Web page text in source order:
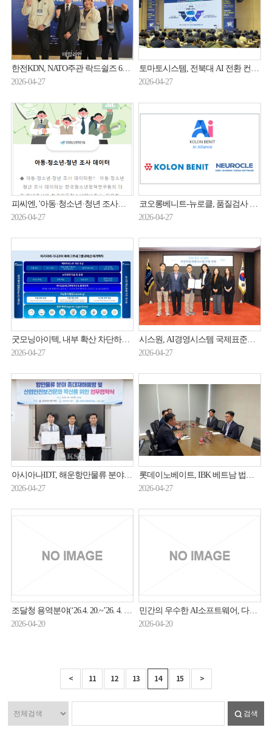
한전KDN, NATO주관 락드쉴즈 6년 연속 참가…에너지ICT 보안 '철벽 방어' 입증
2026-04-27
토마토시스템, 전북대 AI 전환 컨퍼런스서 'JUMP' 시연…대학 행정 DX 혁신 사례 공개
2026-04-27
피씨엔, '아동·청소년·청년 조사데이터 개방체계' 구축…데이터 개방사업 일환
2026-04-27
코오롱베니트-뉴로클, 품질검사 AI 솔루션 출시
2026-04-27
굿모닝아이텍, 내부 확산 차단하는 제로트러스트 보안 전략 제시
2026-04-27
시스원, AI경영시스템 국제표준인증 획득
2026-04-27
아시아나IDT, 해운항만물류 분야 중대재해 예방 도우미 박차
2026-04-27
롯데이노베이트, IBK 베트남 법인 IT 프로젝트 수주
2026-04-27
조달청 용역분야(‘26.4. 20.~’26. 4. 30.) 입찰동향
2026-04-20
민간의 우수한 AI소프트웨어, 다수공급자계약으로 공공시장에 더 빠르게 진입한다
2026-04-20
< 11 12 13 14 15 >
검색